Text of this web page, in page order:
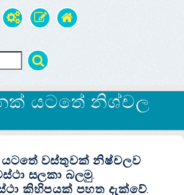
යටතේ නිශ්චල
වස්තුවක් නිෂ්චලව
සලකා බලමු.
කිහිපයක් පහත දැක්වේ.